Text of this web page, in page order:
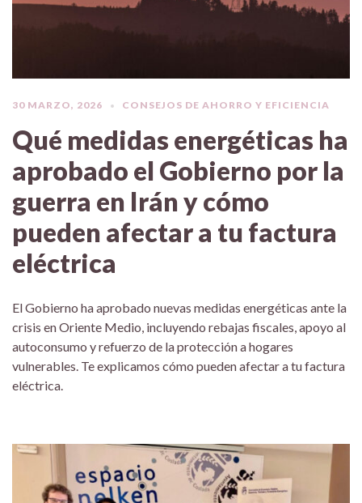
30 MARZO, 2026 CONSEJOS DE AHORRO Y EFICIENCIA
Qué medidas energéticas ha
aprobado el Gobierno por la
guerra en Irán y cómo
pueden afectar a tu factura
eléctrica
El Gobierno ha aprobado nuevas medidas energéticas ante la
crisis en Oriente Medio, incluyendo rebajas fiscales, apoyo al
autoconsumo y refuerzo de la protección a hogares
vulnerables. Te explicamos cómo pueden afectar a tu factura
eléctrica.